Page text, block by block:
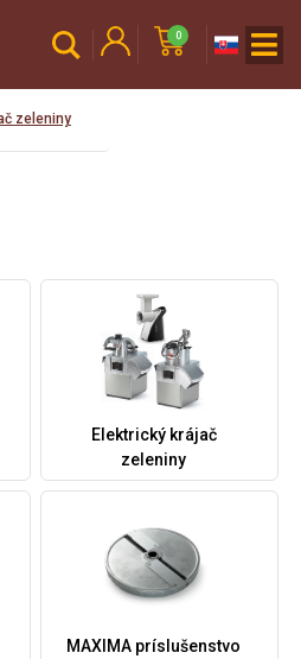
0
zeleniny
Elektrický krájač
zeleniny
MAXIMA príslušenstvo